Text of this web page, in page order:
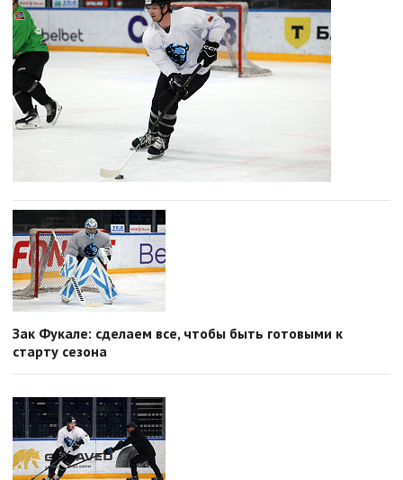
Зак Фукале: сделаем все, чтобы быть готовыми к
старту сезона